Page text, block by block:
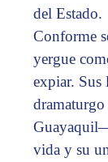
del Estado.
Conforme
yergue
expiar. Sus
vida y su